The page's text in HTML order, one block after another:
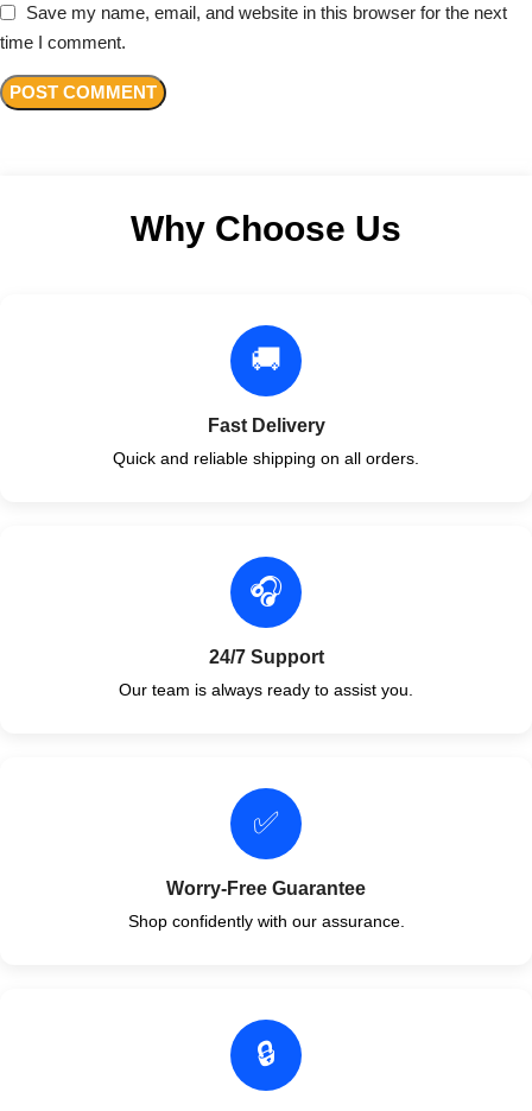
Save my name, email, and website in this browser for the next
time I comment.
Why Choose Us
🚚
Fast Delivery
Quick and reliable shipping on all orders.
🎧
24/7 Support
Our team is always ready to assist you.
✅
Worry-Free Guarantee
Shop confidently with our assurance.
🔒